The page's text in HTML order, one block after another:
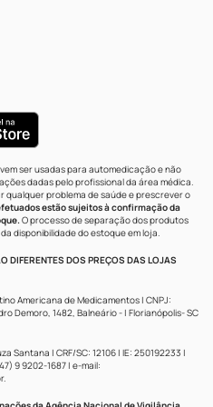
ser usadas para automedicação e não
dadas pelo profissional da área médica.
qualquer problema de saúde e prescrever o
estão sujeitos à confirmação da
O processo de separação dos produtos
disponibilidade do estoque em loja.
DIFERENTES DOS PREÇOS DAS LOJAS
Americana de Medicamentos | CNPJ:
Demoro, 1482, Balneário - | Florianópolis- SC
Santana | CRF/SC: 12106 | IE: 250192233 |
9 9202-1687 | e-mail:
.